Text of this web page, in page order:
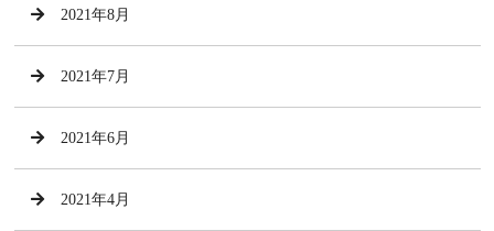
2021年8月
2021年7月
2021年6月
2021年4月